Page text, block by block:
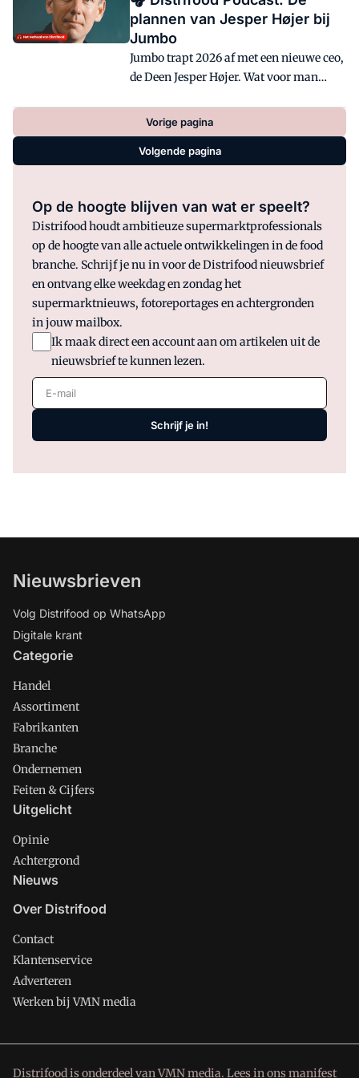
gebeurde dit jaar in het Muziekgebouw
aan 't IJ in Amsterdam. Wie waren de
grote winnaars en verliezers van de
avond? En hoe verliep het evenement?
plannen van Jesper Højer bij
Jumbo
Jumbo trapt 2026 af met een nieuwe ceo,
de Deen Jesper Højer. Wat voor man
familiebedrijf in Veghel? Wat zijn zijn
plannen met Jumbo?
Vorige pagina
Volgende pagina
Op de hoogte blijven van wat er speelt?
Distrifood houdt ambitieuze supermarktprofessionals
op de hoogte van alle actuele ontwikkelingen in de food
branche. Schrijf je nu in voor de Distrifood nieuwsbrief
en ontvang elke weekdag en zondag het
supermarktnieuws, fotoreportages en achtergronden
in jouw mailbox.
Ik maak direct een account aan om artikelen uit de
nieuwsbrief te kunnen lezen.
E-mail
Schrijf je in!
Nieuwsbrieven
Volg Distrifood op WhatsApp
Digitale krant
Categorie
Handel
Assortiment
Fabrikanten
Branche
Ondernemen
Feiten & Cijfers
Uitgelicht
Opinie
Achtergrond
Nieuws
Over Distrifood
Contact
Klantenservice
Adverteren
Werken bij VMN media
Distrifood is onderdeel van VMN media. Lees inons manifest